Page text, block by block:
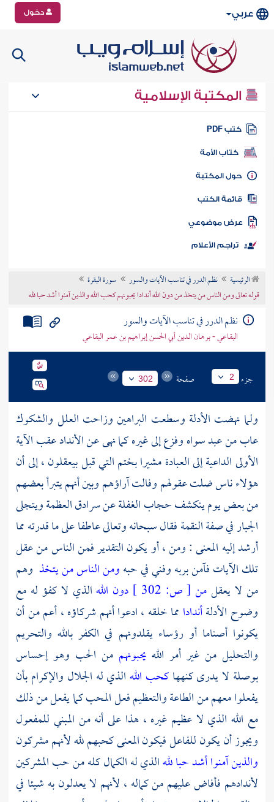
عربي دخول
المكتبة الإسلامية
كتب PDF
كتاب الأمة
المكتبة
الكتب
موضوعي
تراجم الأعلام
الرئيسية نظم الدرر في تناسب الآيات والسور
سورة البقرة
قوله تعالى ومن الناس من يتخذ من دون الله أندادا يحبونهم كحب الله والذين آمنوا أشد حبا لله
نظم الدرر في تناسب الآيات والسور
البقاعي - برهان الدين أبي الحسن إبراهيم بن عمر البقاعي
جزء 2 صفحة 302
ولما نهضت الأدلة وسطعت البراهين وزاحت العلل والشكوك
عاب من عبد سواه وفزع إلى غيره كما نهى عن الأنداد عقب الآية
الأولى الداعية إلى العبادة مشيرا بختم التي قبل بيعقلون ، إلى أن
هؤلاء ناس ضلت عقولهم وفالت آراؤهم وبين أنهم يتبرأ بعضهم
من بعض يوم ينكشف حجاب الغفلة عن سرادق العظمة ويتجلى
الجبار في صفة النقمة فقال سبحانه وتعالى عاطفا على ما قدرته مما
أرشد إليه المعنى : ومن ، أو يكون التقدير فمن الناس من عقل
تلك الآيات فآمن بربه وفني في حبهومن الناس من يتخذ وهم
من لا يعقلمن [ص: دون اللهالذي لا كفؤ له مع
وضوح الأدلةأندادا مما خلقه ، ادعوا أنهم شركاؤه ، أعم من أن
يكونوا أصناما أو رؤساء يقلدونهم في الكفر بالله والتحريم
والتحليل من غير أمر الله يحبونهممن الحب وهو إحساس
بوصلة لا يدرى كنههاكحب اللهالذي له الجلال والإكرام بأن
يفعلوا معهم من الطاعة والتعظيم فعل المحب كما يفعل من ذلك
مع الله الذي لا عظيم غيره ، هذا على أنه من المبني للمفعول
ويجوز أن يكون للفاعل فيكون المعنى كحبهم لله لأنهم مشركون
والذين آمنوا أشد حبا للهالذي له الكمال كله من حب المشركين
لأندادهم فأفاض عليهم من كماله ، لأنهم لا يعدلون به شيئا في